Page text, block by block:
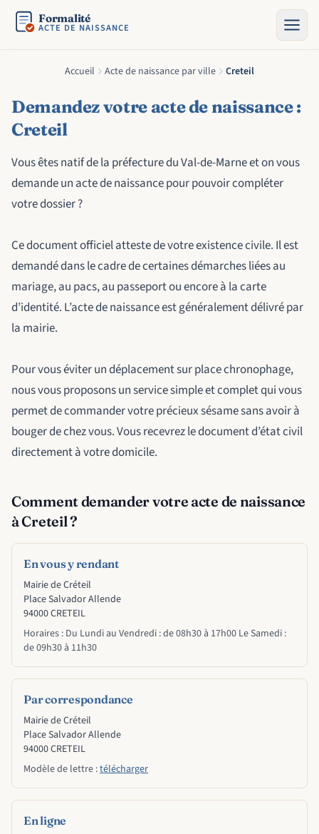
Formalité
ACTE DE NAISSANCE
Accueil Acte de naissance par ville Creteil
Demandez votre acte de naissance :
Creteil
Vous êtes natif de la préfecture du Val-de-Marne et on vous
demande un acte de naissance pour pouvoir compléter
votre dossier ?
Ce document officiel atteste de votre existence civile. Il est
demandé dans le cadre de certaines démarches liées au
mariage, au pacs, au passeport ou encore à la carte
d’identité. L’acte de naissance est généralement délivré par
la mairie.
Pour vous éviter un déplacement sur place chronophage,
nous vous proposons un service simple et complet qui vous
permet de commander votre précieux sésame sans avoir à
bouger de chez vous. Vous recevrez le document d’état civil
directement à votre domicile.
Comment demander votre acte de naissance
à Creteil ?
En vous y rendant
Mairie de Créteil
Place Salvador Allende
94000 CRETEIL
Horaires : Du Lundi au Vendredi : de 08h30 à 17h00 Le Samedi :
de 09h30 à 11h30
Par correspondance
Mairie de Créteil
Place Salvador Allende
94000 CRETEIL
Modèle de lettre :télécharger
En ligne